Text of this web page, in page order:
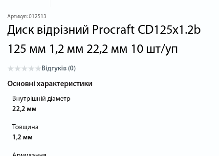
Артикул:012513
Диск відрізний Procraft CD125x1.2b
125 мм 1,2 мм 22,2 мм 10 шт/уп
Відгуків (0)
Основні характеристики
Внутрішній діаметр
22,2 мм
Товщина
1,2 мм